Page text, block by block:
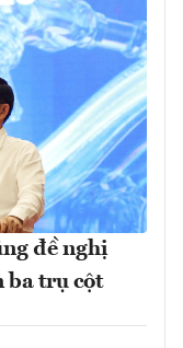
đề nghị
ba trụ cột